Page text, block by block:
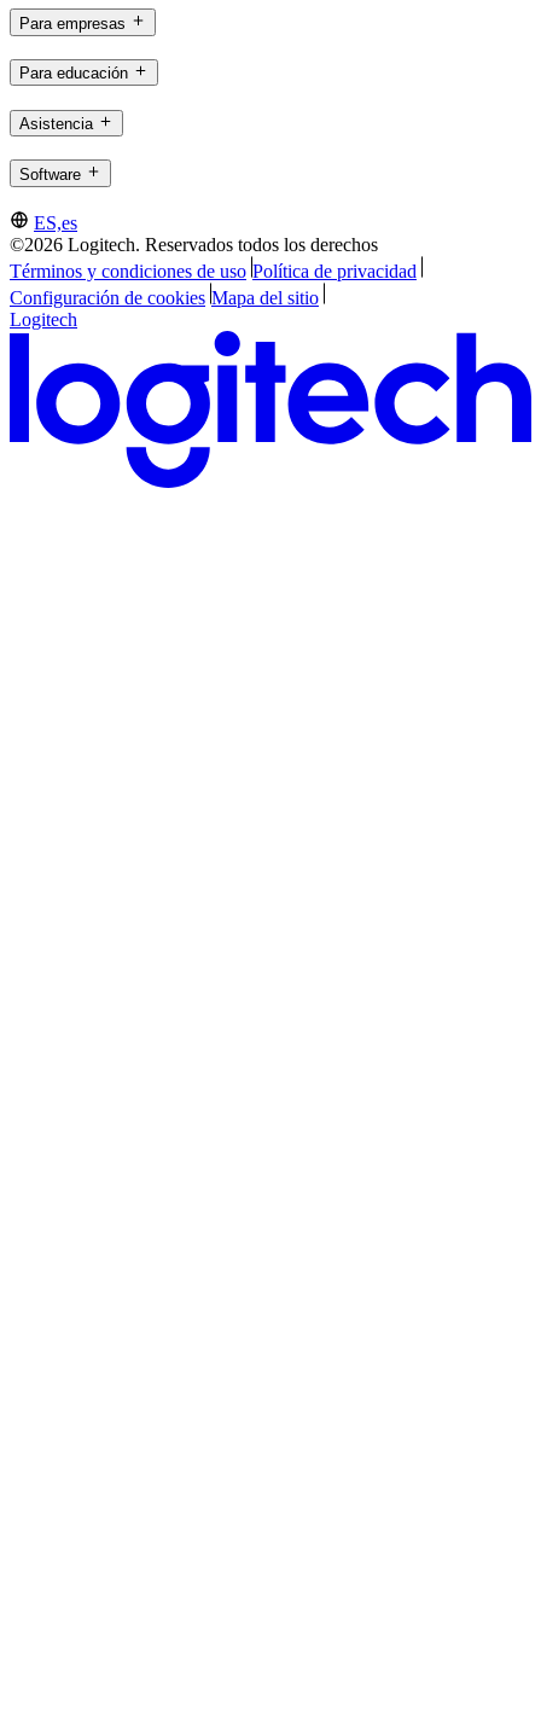
Para empresas
Para educación
Asistencia
Software
ES,es
©2026 Logitech. Reservados todos los derechos
Términos y condiciones de uso Política de privacidad
Configuración de cookies Mapa del sitio
Logitech